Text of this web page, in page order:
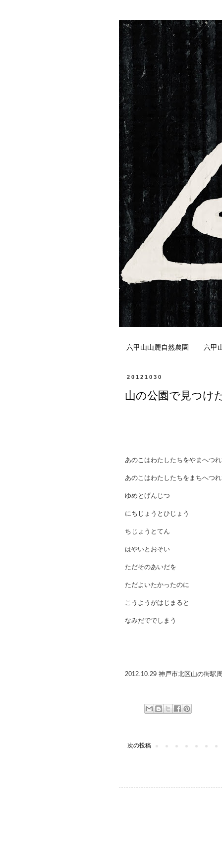
六甲山山麓自然農園 六甲
20121030
山の公園で見つけ
あのこはわたしたちをやまへつ
あのこはわたしたちをまちへつ
ゆめとげんじつ
にちじょうとひじょう
ちじょうとてん
はやいとおそい
ただそのあいだを
ただよいたかったのに
こうようがはじまると
なみだででしまう
2012.10.29 神戸市北区山の街駅
次の投稿